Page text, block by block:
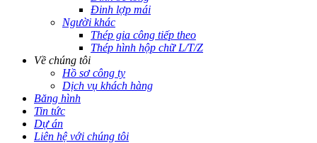
Đinh lợp mái
Người khác
Thép gia công tiếp theo
Thép hình hộp chữ L/T/Z
Về chúng tôi
Hồ sơ công ty
Dịch vụ khách hàng
Băng hình
Tin tức
Dự án
Liên hệ với chúng tôi